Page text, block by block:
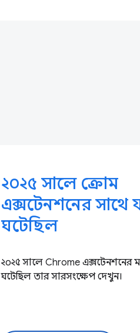
২০২৫ সালে ক্রোম
এক্সটেনশনের সাথে
ঘটেছিল
২০২৫ সালে Chrome এক্সটেনশনের
ঘটেছিল তার সারসংক্ষেপ দেখুন।